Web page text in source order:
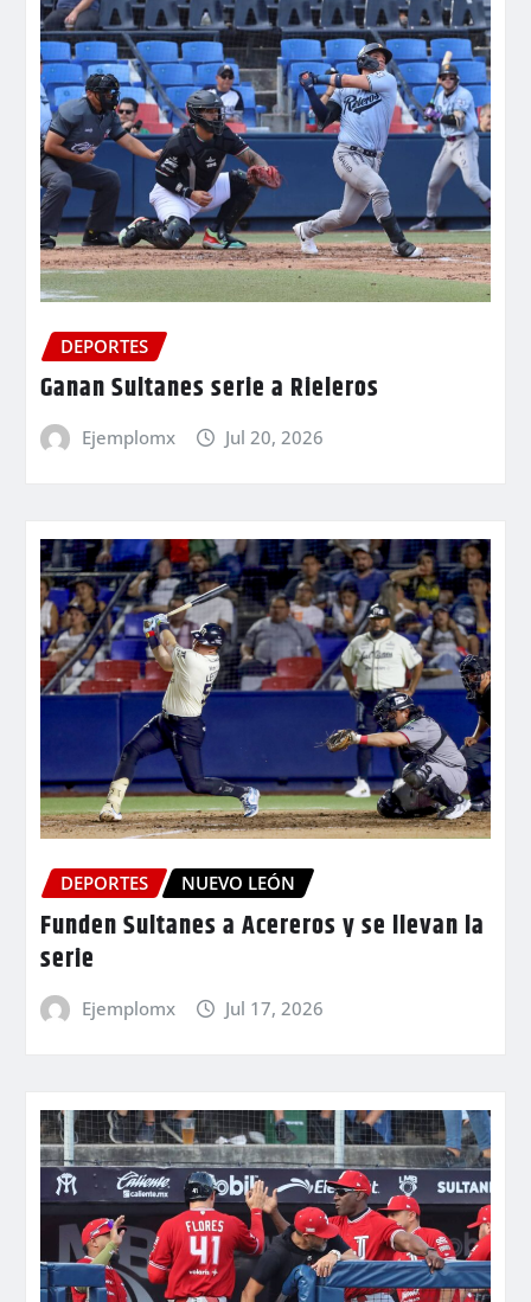
DEPORTES
Ganan Sultanes serie a Rieleros
Ejemplomx Jul 20, 2026
DEPORTES NUEVO LEÓN
Funden Sultanes a Acereros y se llevan la
serie
Ejemplomx Jul 17, 2026